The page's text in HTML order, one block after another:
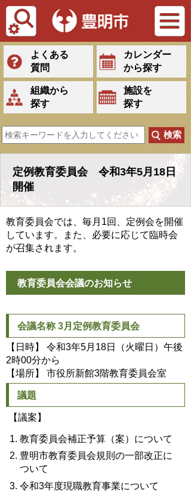
Tiếng Việt
よくある
質問
カレンダー
から探す
組織から
探す
施設を
探す
定例教育委員会 令和3年5月18日
開催
教育委員会では、毎月1回、定例会を開催
しています。また、必要に応じて臨時会
が召集されます。
教育委員会会議のお知らせ
会議名称 3月定例教育委員会
【日時】 令和3年5月18日（火曜日）午後
2時00分から
【場所】 市役所新館3階教育委員会室
議題
【議案】
教育委員会補正予算（案）について
豊明市教育委員会規則の一部改正に
ついて
令和3年度現職教育事業について